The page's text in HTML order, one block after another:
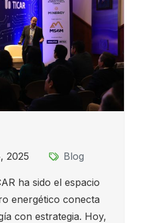
2025 Blog
ha sido el espacio
energético conecta
con estrategia. Hoy,